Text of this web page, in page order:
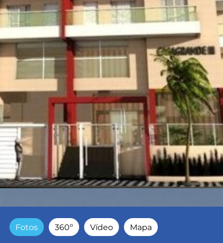
Fotos 360º Vídeo Mapa